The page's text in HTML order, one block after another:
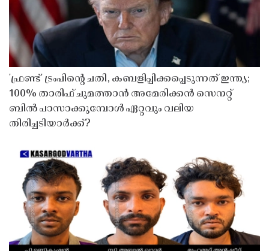
'ഫ്രണ്ട്' ട്രംപിന്റെ ചതി, കബളിപ്പിക്കപ്പെടുന്നത് ഇന്ത്യ;
100% താരിഫ് ചുമത്താൻ അമേരിക്കൻ സെനറ്റ്
ബിൽ പാസാക്കുമ്പോൾ ഏറ്റവും വലിയ
തിരിച്ചടിയാർക്ക്?